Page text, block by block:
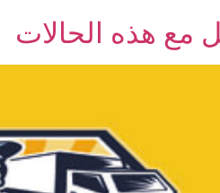
هذه الحالات